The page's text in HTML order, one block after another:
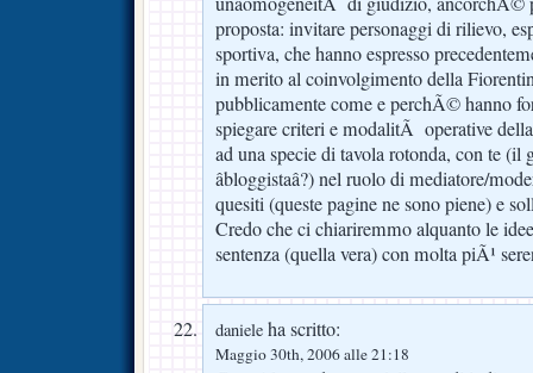
proposta: invitare personaggi di rilievo,
sportiva, che hanno espresso
in merito al coinvolgimento della
pubblicamente come e perchÃ© hanno
spiegare criteri e modalitÃ operative
ad una specie di tavola rotonda, con te (il
âbloggistaâ?) nel ruolo di mediatore/
quesiti (queste pagine ne sono piene) e
Credo che ci chiariremmo alquanto le
sentenza (quella vera) con molta piÃ¹
daniele ha scritto:
Maggio 30th, 2006 alle 21:18